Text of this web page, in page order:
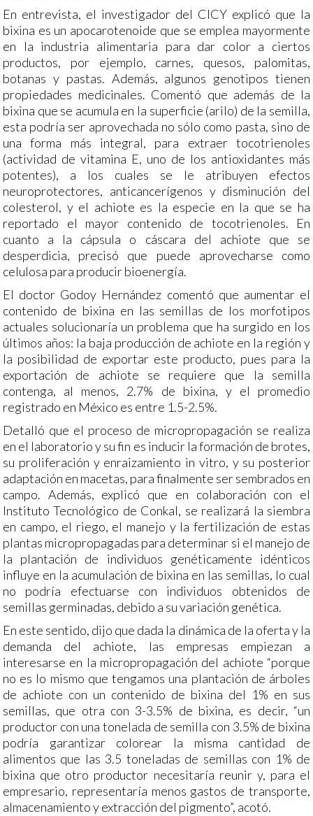
En entrevista, el investigador del CICY explicó que la
bixina es un apocarotenoide que se emplea mayormente
en la industria alimentaria para dar color a ciertos
productos, por ejemplo, carnes, quesos, palomitas,
botanas y pastas. Además, algunos genotipos tienen
propiedades medicinales. Comentó que además de la
bixina que se acumula en la superficie (arilo) de la semilla,
esta podría ser aprovechada no sólo como pasta, sino de
una forma más integral, para extraer tocotrienoles
(actividad de vitamina E, uno de los antioxidantes más
potentes), a los cuales se le atribuyen efectos
neuroprotectores, anticancerígenos y disminución del
colesterol, y el achiote es la especie en la que se ha
reportado el mayor contenido de tocotrienoles. En
cuanto a la cápsula o cáscara del achiote que se
desperdicia, precisó que puede aprovecharse como
celulosa para producir bioenergía.
El doctor Godoy Hernández comentó que aumentar el
contenido de bixina en las semillas de los morfotipos
actuales solucionaría un problema que ha surgido en los
últimos años: la baja producción de achiote en la región y
la posibilidad de exportar este producto, pues para la
exportación de achiote se requiere que la semilla
contenga, al menos, 2.7% de bixina, y el promedio
registrado en México es entre 1.5-2.5%.
Detalló que el proceso de micropropagación se realiza
en el laboratorio y su fin es inducir la formación de brotes,
su proliferación y enraizamiento in vitro, y su posterior
adaptación en macetas, para finalmente ser sembrados en
campo. Además, explicó que en colaboración con el
Instituto Tecnológico de Conkal, se realizará la siembra
en campo, el riego, el manejo y la fertilización de estas
plantas micropropagadas para determinar si el manejo de
la plantación de individuos genéticamente idénticos
influye en la acumulación de bixina en las semillas, lo cual
no podría efectuarse con individuos obtenidos de
semillas germinadas, debido a su variación genética.
En este sentido, dijo que dada la dinámica de la oferta y la
demanda del achiote, las empresas empiezan a
interesarse en la micropropagación del achiote “porque
no es lo mismo que tengamos una plantación de árboles
de achiote con un contenido de bixina del 1% en sus
semillas, que otra con 3-3.5% de bixina, es decir, “un
productor con una tonelada de semilla con 3.5% de bixina
podría garantizar colorear la misma cantidad de
alimentos que las 3.5 toneladas de semillas con 1% de
bixina que otro productor necesitaría reunir y, para el
empresario, representaría menos gastos de transporte,
almacenamiento y extracción del pigmento”, acotó.